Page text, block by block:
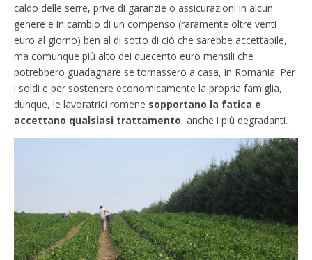
caldo delle serre, prive di garanzie o assicurazioni in alcun
genere e in cambio di un compenso (raramente oltre venti
euro al giorno) ben al di sotto di ciò che sarebbe accettabile,
ma comunque più alto dei duecento euro mensili che
potrebbero guadagnare se tornassero a casa, in Romania. Per
i soldi e per sostenere economicamente la propria famiglia,
dunque, le lavoratrici romene sopportano la fatica e
accettano qualsiasi trattamento, anche i più degradanti.